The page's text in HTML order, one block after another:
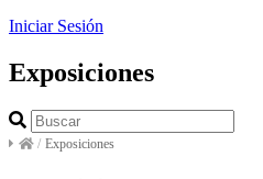
Iniciar Sesión
Exposiciones
/ Exposiciones